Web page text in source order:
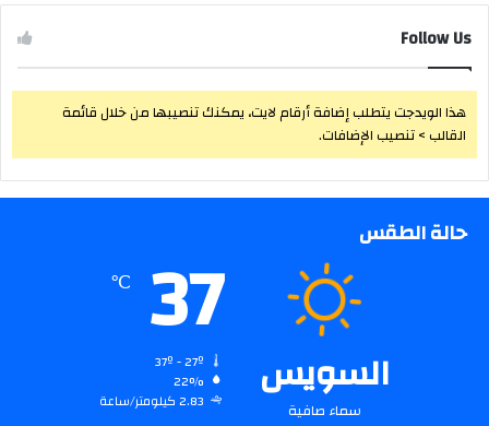
Follow Us
هذا الويدجت يتطلب إضافة أرقام لايت، يمكنك تنصيبها من خلال قائمة
القالب > تنصيب الإضافات.
حالة الطقس
السويس
سماء صافية
37
℃
22%
2.83 كيلومتر/ساعة